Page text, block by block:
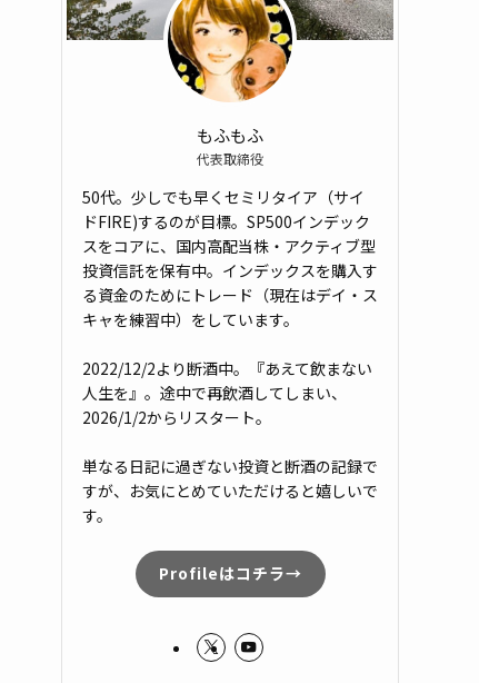
もふもふ
代表取締役
50代。少しでも早くセミリタイア（サイ
ドFIRE)するのが目標。SP500インデック
スをコアに、国内高配当株・アクティブ型
投資信託を保有中。インデックスを購入す
る資金のためにトレード（現在はデイ・ス
キャを練習中）をしています。
2022/12/2より断酒中。『あえて飲まない
人生を』。途中で再飲酒してしまい、
2026/1/2からリスタート。
単なる日記に過ぎない投資と断酒の記録で
すが、お気にとめていただけると嬉しいで
す。
Profileはコチラ→